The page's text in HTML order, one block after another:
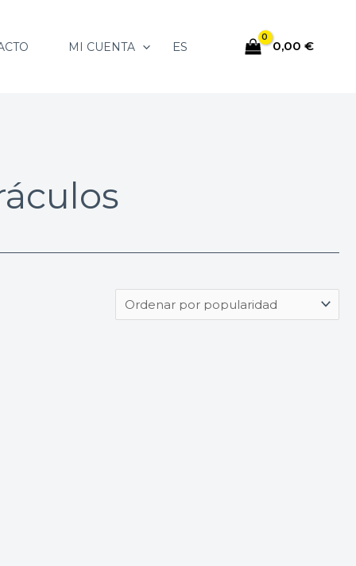
MI CUENTA ES 0,00€